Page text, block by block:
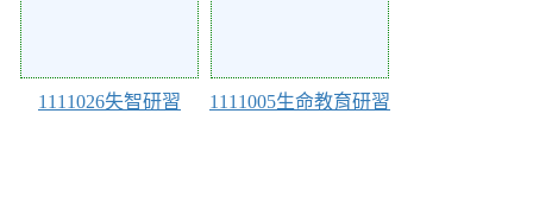
1111026失智研習 1111005生命教育研習